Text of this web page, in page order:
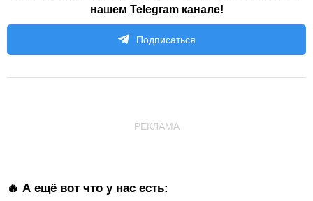
нашем Telegram канале!
Подписаться
РЕКЛАМА
🔥 А ещё вот что у нас есть: